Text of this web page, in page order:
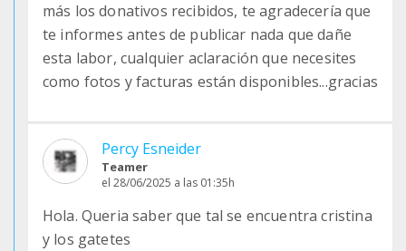
más los donativos recibidos, te agradecería que
te informes antes de publicar nada que dañe
esta labor, cualquier aclaración que necesites
como fotos y facturas están disponibles...gracias
Percy Esneider
Teamer
el 28/06/2025 a las 01:35h
Hola. Queria saber que tal se encuentra cristina
y los gatetes